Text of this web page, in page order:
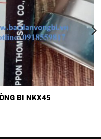
BI NKX45